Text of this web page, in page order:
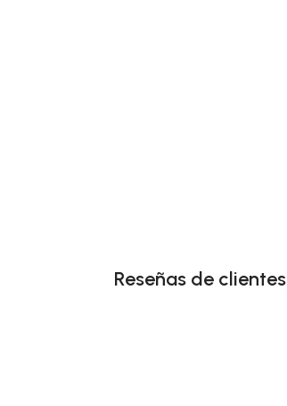
Reseñas de clientes